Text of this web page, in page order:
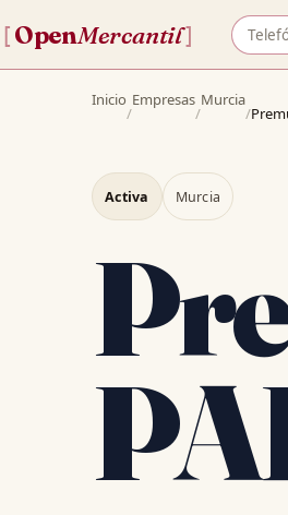
[ OpenMercantil]
Inicio
/
Empresas
/
Murcia
/
Activa Murcia